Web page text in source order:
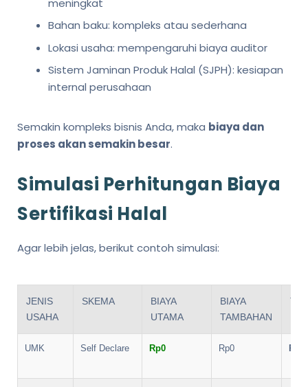
Bahan baku: kompleks atau sederhana
Lokasi usaha: mempengaruhi biaya auditor
Sistem Jaminan Produk Halal (SJPH): kesiapan
internal perusahaan
Semakin kompleks bisnis Anda, maka biaya dan
proses akan semakin besar.
Simulasi Perhitungan Biaya
Sertifikasi Halal
Agar lebih jelas, berikut contoh simulasi:
JENIS
USAHA
SKEMA
BIAYA
UTAMA
BIAYA
TAMBAHAN
UMK Self Declare Rp0 Rp0 Rp0